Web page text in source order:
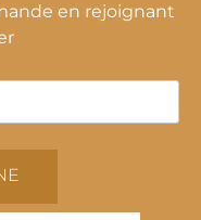
en rejoignant